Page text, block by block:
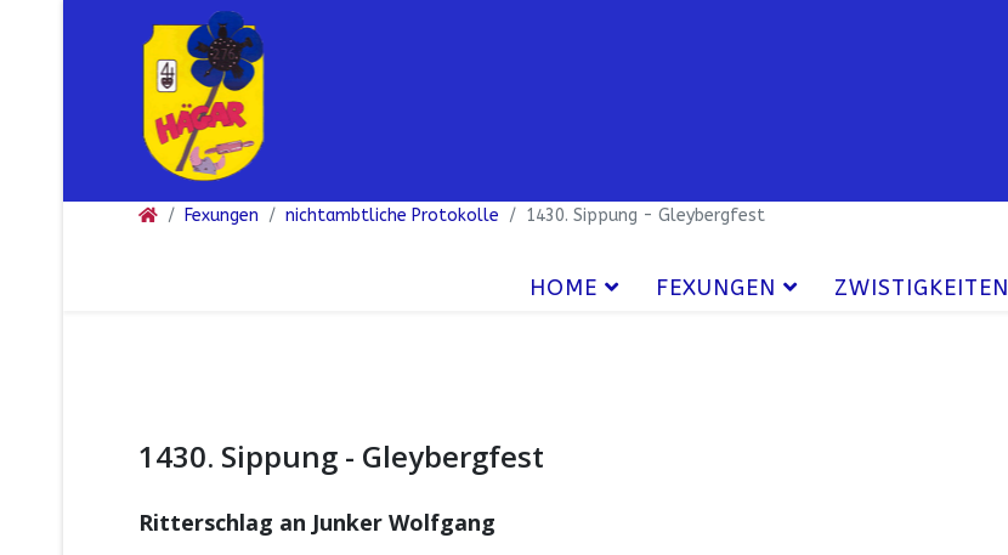
Fexungen nichtambtliche Protokolle 1430. Sippung - Gleybergfest
HOME FEXUNGEN ZWISTIGKEITEN
1430. Sippung - Gleybergfest
Ritterschlag an Junker Wolfgang